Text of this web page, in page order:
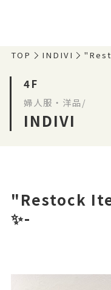
TOP INDIVI
4F
婦人服・洋品/
INDIVI
"Restock
✨-